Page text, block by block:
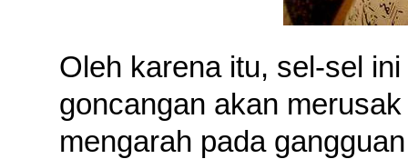
Oleh karena itu, sel-sel
goncangan akan
mengarah pada